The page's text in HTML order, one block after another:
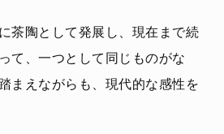
茶陶として発展し、現在まで続
て、一つとして同じものがな
まえながらも、現代的な感性を